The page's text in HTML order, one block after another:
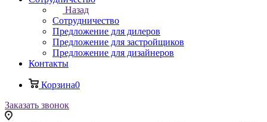
Назад
Сотрудничество
Предложение для дилеров
Предложение для застройщиков
Предложение для дизайнеров
Контакты
Корзина0
Заказать звонок